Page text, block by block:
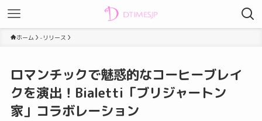
ホーム -リリース
ロマンチックで魅惑的なコーヒーブレイ
クを演出！Bialetti「ブリジャートン
家」コラボレーション